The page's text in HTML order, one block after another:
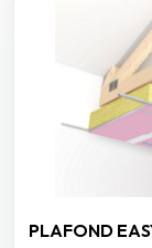
PLAFOND